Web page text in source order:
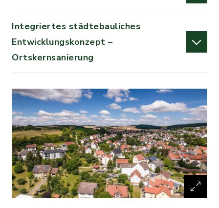
Integriertes städtebauliches
Entwicklungskonzept –
Ortskernsanierung